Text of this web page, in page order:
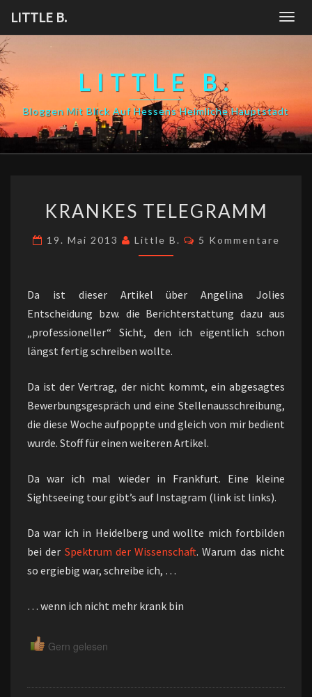
content
LITTLE B.
LITTLE B.
Bloggen Mit Blick Auf Hessens Heimliche Hauptstadt
TELEGRAMM
KRANKES TELEGRAMM
19. Mai 2013 Little B. Kommentare
5 Kommentare
Da ist dieser Artikel über Angelina Jolies
Entscheidung bzw. die Berichterstattung dazu aus
„professioneller“ Sicht, den ich eigentlich schon
längst fertig schreiben wollte.
Da ist der Vertrag, der nicht kommt, ein abgesagtes
Bewerbungsgespräch und eine Stellenausschreibung,
die diese Woche aufpoppte und gleich von mir bedient
wurde. Stoff für einen weiteren Artikel.
Da war ich mal wieder in Frankfurt. Eine kleine
Sightseeing tour gibt’s auf Instagram (link ist links).
Da war ich in Heidelberg und wollte mich fortbilden
bei der Spektrum der Wissenschaft. Warum das nicht
so ergiebig war, schreibe ich, …
… wenn ich nicht mehr krank bin
Gern gelesen